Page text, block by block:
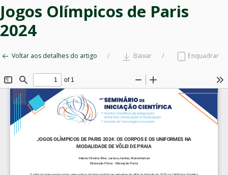
Jogos Olímpicos de Paris
2024
Voltar aos detalhes do artigo Baixar Enquadrar